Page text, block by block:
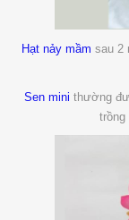
Hạt nảy mầm sau 2
Sen mini thường
trồng